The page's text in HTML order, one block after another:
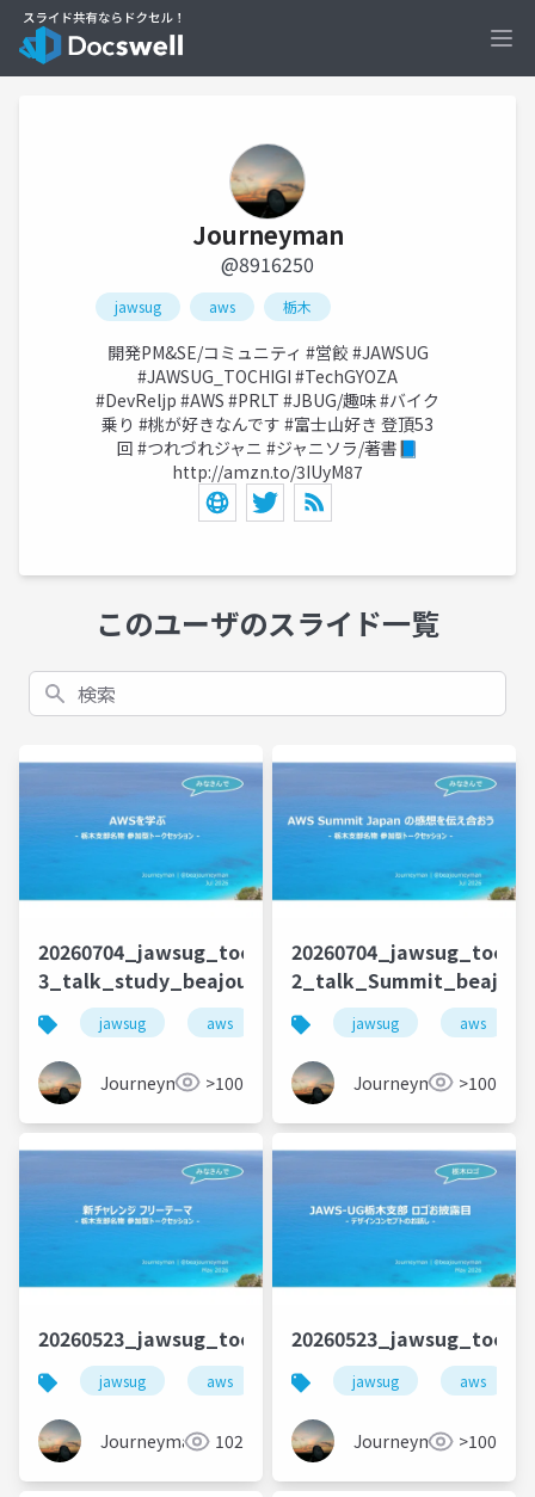
Journeyman
@8916250
jawsug aws 栃木
開発PM&SE/コミュニティ #営餃 #JAWSUG
#JAWSUG_TOCHIGI #TechGYOZA
#DevReljp #AWS #PRLT #JBUG/趣味 #バイク
乗り #桃が好きなんです #富士山好き 登頂53
回 #つれづれジャニ #ジャニソラ/著書📘
http://amzn.to/3IUyM87
このユーザのスライド一覧
検索
20260704_jawsug_tochigi_9-
3_talk_study_beajouneyman
jawsug aws 栃木 コミュニティ
Journeyman >100
jawsug aws
Journeyman >100
20260523_jawsug_tochigi_8_talk_beajouneyman
jawsug aws 栃木 コミュニティ
Journeyman 102
jawsug aws
Journeyman >100